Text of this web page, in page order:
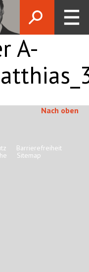
A-
Nach oben
Barrierefreiheit
Sitemap